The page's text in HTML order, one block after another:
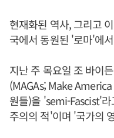
현재화된 역사, 그리고
국에서 동원된 '로마'에
지난 주 목요일 조 바이
(MAGAs; Make
원들)을 'semi-Fascist'
주의의 적'이며 '국가의